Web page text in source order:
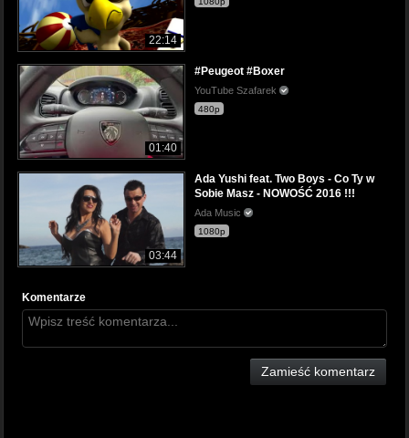
22:14
01:40
#Peugeot #Boxer
YouTube Szafarek
480p
03:44
Ada Yushi feat. Two Boys - Co Ty w
Sobie Masz - NOWOŚĆ 2016 !!!
Ada Music
1080p
Komentarze
Zamieść komentarz